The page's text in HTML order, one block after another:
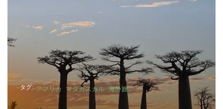
タグ: アフリカ マダガスカル 海外旅